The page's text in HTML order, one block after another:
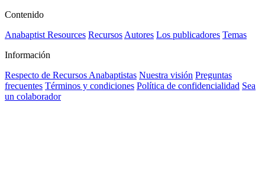
Contenido
Anabaptist Resources Recursos Autores Los publicadores Temas
Información
Respecto de Recursos Anabaptistas Nuestra visión Preguntas
frecuentes Términos y condiciones Política de confidencialidad Sea
un colaborador